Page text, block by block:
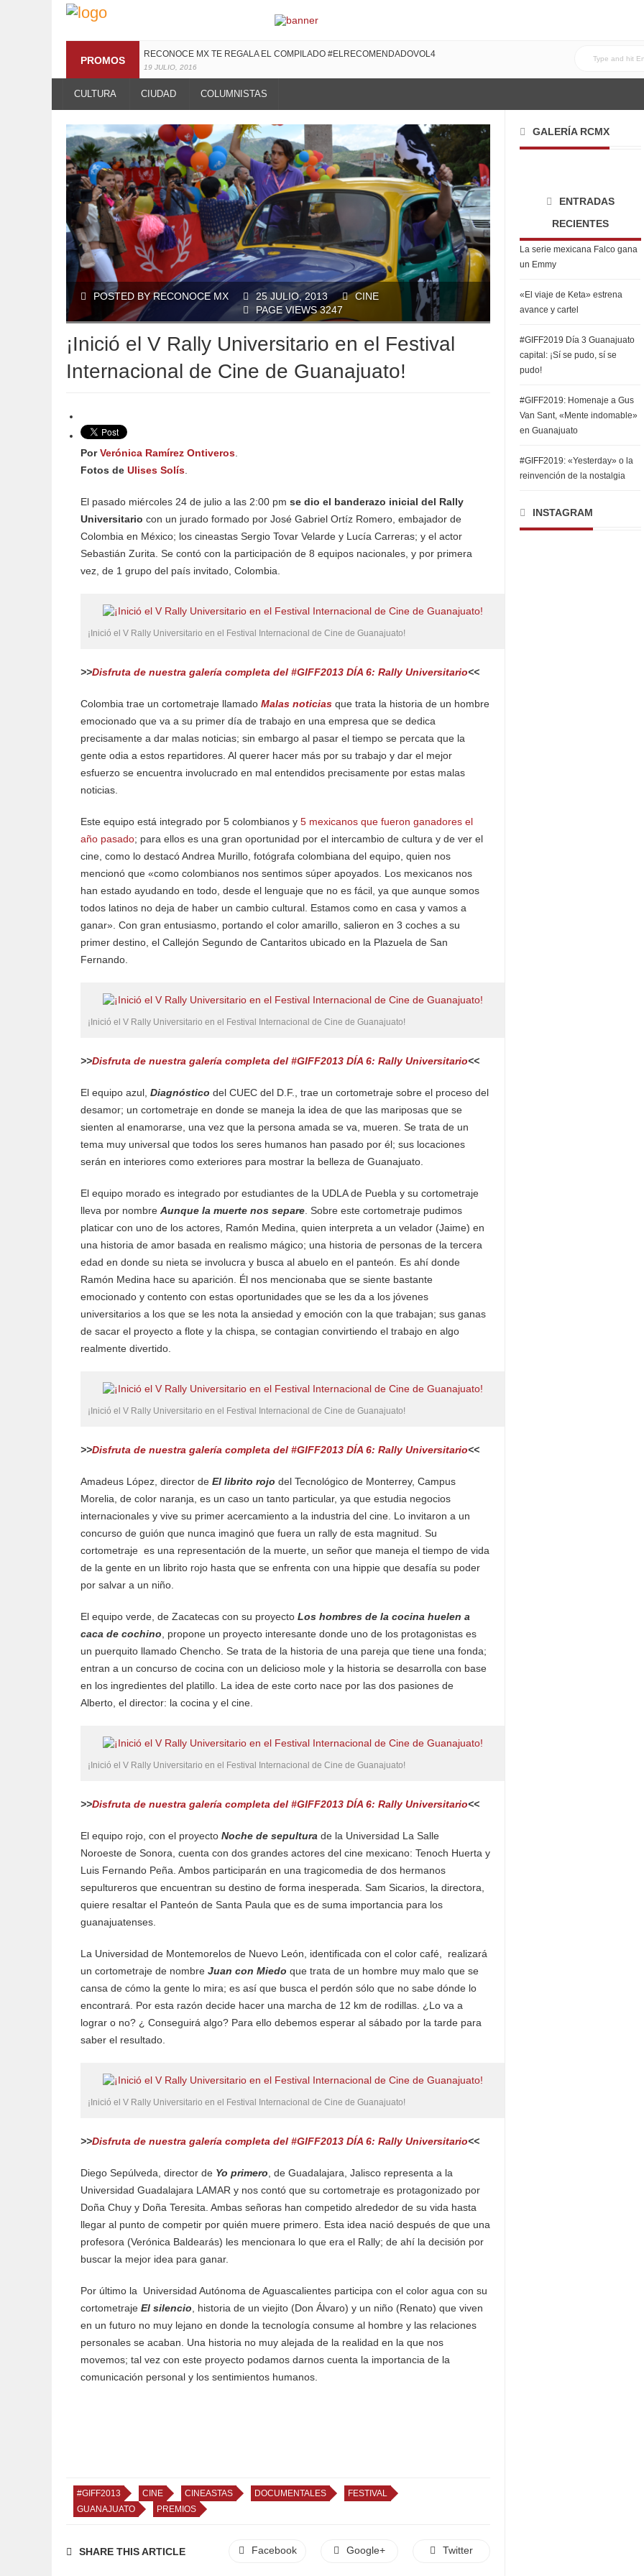
PROMOS
RECONOCE MX TE REGALA EL COMPILADO #ELRECOMENDADOVOL4
19 JULIO, 2016
CULTURA CIUDAD COLUMNISTAS
POSTED BY RECONOCE MX 25 JULIO, 2013
CINE
PAGE VIEWS 3247
¡Inició el V Rally Universitario en el Festival
Internacional de Cine de Guanajuato!
PorVerónica Ramírez Ontiveros
Fotos de Ulises Solís
El pasado miércoles 24 de julio a las 2:00 pm se dio el banderazo inicial del Rally
Universitario con un jurado formado por José Gabriel Ortíz Romero, embajador de
Colombia en México; los cineastas Sergio Tovar Velarde y Lucía Carreras; y el actor
Sebastián Zurita. Se contó con la participación de 8 equipos nacionales, y por primera
vez, de 1 grupo del país invitado, Colombia.
¡Inició el V Rally Universitario en el Festival Internacional de Cine de Guanajuato!
>>Disfruta de nuestra galería completa del #GIFF2013 DÍA 6: Rally Universitario<<
Colombia trae un cortometraje llamado Malas noticias que trata la historia de un hombre
emocionado que va a su primer día de trabajo en una empresa que se dedica
precisamente a dar malas noticias; sin embargo al pasar el tiempo se percata que la
gente odia a estos repartidores. Al querer hacer más por su trabajo y dar el mejor
esfuerzo se encuentra involucrado en mal entendidos precisamente por estas malas
noticias.
Este equipo está integrado por 5 colombianos y 5 mexicanos que fueron ganadores el
año pasado; para ellos es una gran oportunidad por el intercambio de cultura y de ver el
cine, como lo destacó Andrea Murillo, fotógrafa colombiana del equipo, quien nos
mencionó que «como colombianos nos sentimos súper apoyados. Los mexicanos nos
han estado ayudando en todo, desde el lenguaje que no es fácil, ya que aunque somos
todos latinos no deja de haber un cambio cultural. Estamos como en casa y vamos a
ganar». Con gran entusiasmo, portando el color amarillo, salieron en 3 coches a su
primer destino, el Callejón Segundo de Cantaritos ubicado en la Plazuela de San
Fernando.
¡Inició el V Rally Universitario en el Festival Internacional de Cine de Guanajuato!
>>Disfruta de nuestra galería completa del #GIFF2013 DÍA 6: Rally Universitario<<
El equipo azul, Diagnóstico del CUEC del D.F., trae un cortometraje sobre el proceso del
desamor; un cortometraje en donde se maneja la idea de que las mariposas que se
sienten al enamorarse, una vez que la persona amada se va, mueren. Se trata de un
tema muy universal que todos los seres humanos han pasado por él; sus locaciones
serán en interiores como exteriores para mostrar la belleza de Guanajuato.
El equipo morado es integrado por estudiantes de la UDLA de Puebla y su cortometraje
lleva por nombre Aunque la muerte nos separe . Sobre este cortometraje pudimos
platicar con uno de los actores, Ramón Medina, quien interpreta a un velador (Jaime) en
una historia de amor basada en realismo mágico; una historia de personas de la tercera
edad en donde su nieta se involucra y busca al abuelo en el panteón. Es ahí donde
Ramón Medina hace su aparición. Él nos mencionaba que se siente bastante
emocionado y contento con estas oportunidades que se les da a los jóvenes
universitarios a los que se les nota la ansiedad y emoción con la que trabajan; sus ganas
de sacar el proyecto a flote y la chispa, se contagian convirtiendo el trabajo en algo
realmente divertido.
¡Inició el V Rally Universitario en el Festival Internacional de Cine de Guanajuato!
>>Disfruta de nuestra galería completa del #GIFF2013 DÍA 6: Rally Universitario<<
Amadeus López, director de El librito rojo del Tecnológico de Monterrey, Campus
Morelia, de color naranja, es un caso un tanto particular, ya que estudia negocios
internacionales y vive su primer acercamiento a la industria del cine. Lo invitaron a un
concurso de guión que nunca imaginó que fuera un rally de esta magnitud. Su
cortometraje es una representación de la muerte, un señor que maneja el tiempo de vida
de la gente en un librito rojo hasta que se enfrenta con una hippie que desafía su poder
por salvar a un niño.
El equipo verde, de Zacatecas con su proyecto Los hombres de la cocina huelen a
caca de cochino , propone un proyecto interesante donde uno de los protagonistas es
un puerquito llamado Chencho. Se trata de la historia de una pareja que tiene una fonda;
entran a un concurso de cocina con un delicioso mole y la historia se desarrolla con base
en los ingredientes del platillo. La idea de este corto nace por las dos pasiones de
Alberto, el director: la cocina y el cine.
¡Inició el V Rally Universitario en el Festival Internacional de Cine de Guanajuato!
>>Disfruta de nuestra galería completa del #GIFF2013 DÍA 6: Rally Universitario<<
El equipo rojo, con el proyecto Noche de sepultura de la Universidad La Salle
Noroeste de Sonora, cuenta con dos grandes actores del cine mexicano: Tenoch Huerta y
Luis Fernando Peña. Ambos participarán en una tragicomedia de dos hermanos
sepultureros que encuentran su destino de forma inesperada. Sam Sicarios, la directora,
quiere resaltar el Panteón de Santa Paula que es de suma importancia para los
guanajuatenses.
La Universidad de Montemorelos de Nuevo León, identificada con el color café, realizará
un cortometraje de nombre Juan con Miedo que trata de un hombre muy malo que se
cansa de cómo la gente lo mira; es así que busca el perdón sólo que no sabe dónde lo
encontrará. Por esta razón decide hacer una marcha de 12 km de rodillas. ¿Lo va a
lograr o no? ¿ Conseguirá algo? Para ello debemos esperar al sábado por la tarde para
saber el resultado.
¡Inició el V Rally Universitario en el Festival Internacional de Cine de Guanajuato!
>>Disfruta de nuestra galería completa del #GIFF2013 DÍA 6: Rally Universitario<<
Diego Sepúlveda, director de Yo primero , de Guadalajara, Jalisco representa a la
Universidad Guadalajara LAMAR y nos contó que su cortometraje es protagonizado por
Doña Chuy y Doña Teresita. Ambas señoras han competido alrededor de su vida hasta
llegar al punto de competir por quién muere primero. Esta idea nació después de que una
profesora (Verónica Baldearás) les mencionara lo que era el Rally; de ahí la decisión por
buscar la mejor idea para ganar.
Por último la Universidad Autónoma de Aguascalientes participa con el color agua con su
cortometraje El silencio , historia de un viejito (Don Álvaro) y un niño (Renato) que viven
en un futuro no muy lejano en donde la tecnología consume al hombre y las relaciones
personales se acaban. Una historia no muy alejada de la realidad en la que nos
movemos; tal vez con este proyecto podamos darnos cuenta la importancia de la
comunicación personal y los sentimientos humanos.
#GIFF2013 CINE CINEASTAS DOCUMENTALES
FESTIVAL
GUANAJUATO
PREMIOS
SHARE THIS ARTICLE Facebook Google+ Twitter
GALERÍA RCMX
ENTRADAS
RECIENTES
La serie mexicana Falco gana
un Emmy
«El viaje de Keta» estrena
avance y cartel
#GIFF2019 Día 3 Guanajuato
capital: ¡Sí se pudo, sí se
pudo!
#GIFF2019: Homenaje a Gus
Van Sant, «Mente indomable»
en Guanajuato
#GIFF2019: «Yesterday» o la
reinvención de la nostalgia
INSTAGRAM